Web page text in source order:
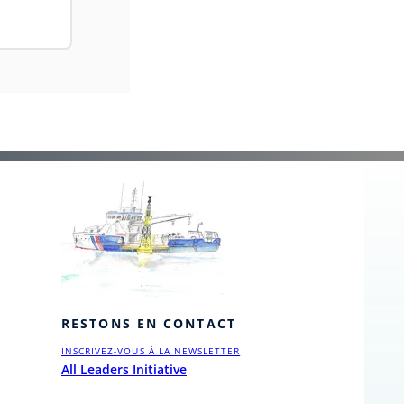
RESTONS EN CONTACT
INSCRIVEZ-VOUS À LA NEWSLETTER
All Leaders Initiative